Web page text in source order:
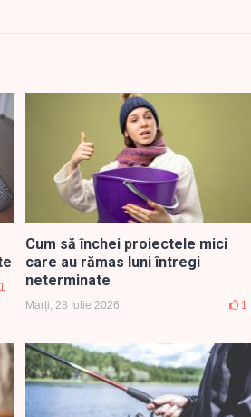
1
Cum să închei proiectele mici
care au rămas luni întregi
neterminate
Marți, 28 Iulie 2026 1